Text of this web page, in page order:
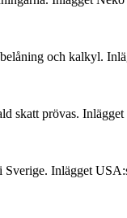
och kalkyl.
skatt prövas.
Inlägget